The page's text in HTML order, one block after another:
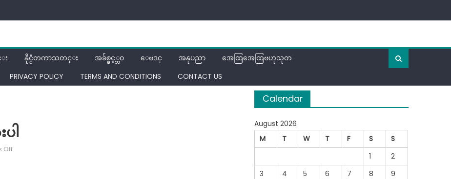
း နိုင္ငံတကာသတင္း အခ်စ္နွင့္ဘဝ ေဗဒင္ အနုပညာ
အေထြအေထြဗဟုသုတ
PRIVACY POLICY TERMS AND CONDITIONS CONTACT US
ါ
Offon
Calendar
August 2026
M
T W T F S
S
1
2
3
4 5 6 7 8
9